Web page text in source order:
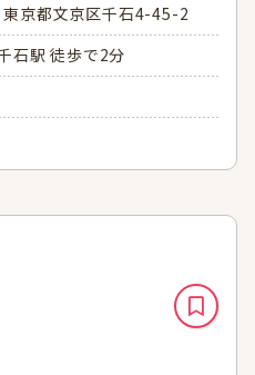
京都文京区千石4-45-2
石駅 徒歩で2分